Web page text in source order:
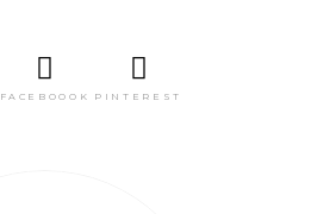
FACEBOOOK PINTEREST